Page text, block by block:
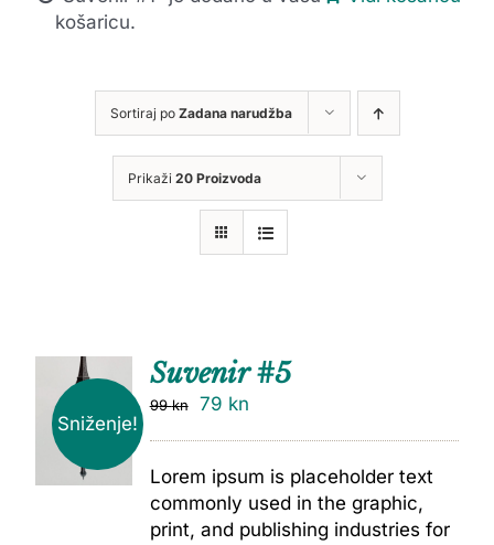
košaricu.
Sortiraj po Zadana narudžba
Prikaži 20 Proizvoda
Sniženje!
DODAJ
Suvenir #5
99kn 79 kn
Lorem ipsum is placeholder text
commonly used in the graphic,
print, and publishing industries for